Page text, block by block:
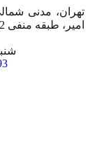
تهران، مدنی
امیر، طبقه منفی 2، پلاک 24، احسان مارکت